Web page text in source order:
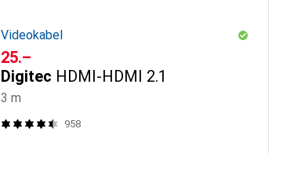
Videokabel
CHF
25.–
Digitec HDMI-HDMI 2.1
3 m
958